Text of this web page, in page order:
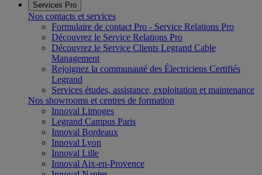
Services Pro
Nos contacts et services
Formulaire de contact Pro - Service Relations Pro
Découvrez le Service Relations Pro
Découvrez le Service Clients Legrand Cable
Management
Rejoignez la communauté des Électriciens Certifiés
Legrand
Services études, assistance, exploitation et maintenance
Nos showrooms et centres de formation
Innoval Limoges
Legrand Campus Paris
Innoval Bordeaux
Innoval Lyon
Innoval Lille
Innoval Aix-en-Provence